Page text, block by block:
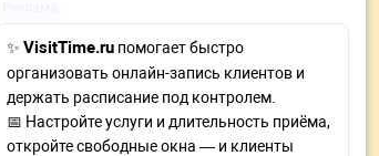
✨ VisitTime.ru помогает быстро
организовать онлайн-запись клиентов и
держать расписание под контролем.
📅 Настройте услуги и длительность приёма,
откройте свободные окна — и клиенты